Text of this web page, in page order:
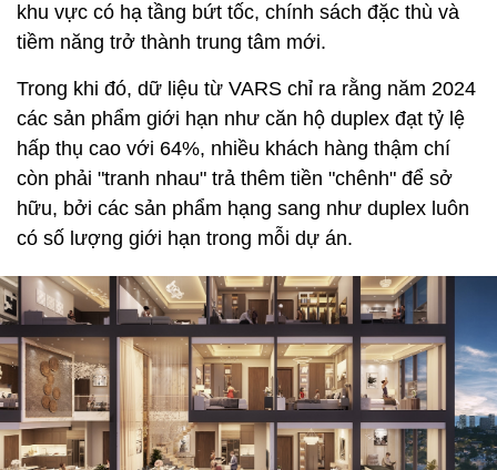
khu vực có hạ tầng bứt tốc, chính sách đặc thù và
tiềm năng trở thành trung tâm mới.
Trong khi đó, dữ liệu từ VARS chỉ ra rằng năm 2024
các sản phẩm giới hạn như căn hộ duplex đạt tỷ lệ
hấp thụ cao với 64%, nhiều khách hàng thậm chí
còn phải "tranh nhau" trả thêm tiền "chênh" để sở
hữu, bởi các sản phẩm hạng sang như duplex luôn
có số lượng giới hạn trong mỗi dự án.